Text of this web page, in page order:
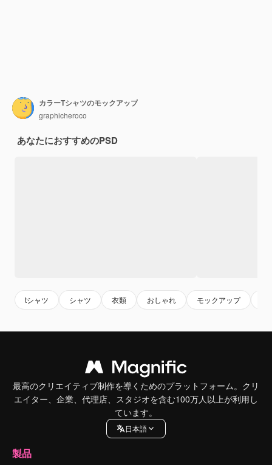
カラーTシャツのモックアップ
graphicheroco
あなたにおすすめのPSD
tシャツ シャツ 衣類 おしゃれ モックアップ
最高のクリエイティブ制作を導くためのプラットフォーム。クリ
エイター、企業、代理店、スタジオを含む100万人以上が利用し
ています。
日本語
製品